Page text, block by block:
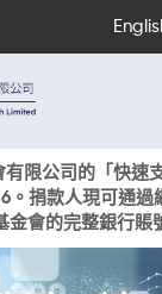
限公司的「快速
。捐款人現可通
金會的完整銀行賬